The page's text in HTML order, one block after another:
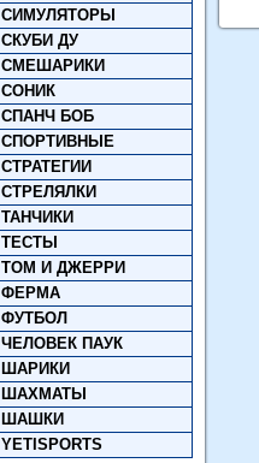
СИМУЛЯТОРЫ
СКУБИ ДУ
СМЕШАРИКИ
СОНИК
СПАНЧ БОБ
СПОРТИВНЫЕ
СТРАТЕГИИ
СТРЕЛЯЛКИ
ТАНЧИКИ
ТЕСТЫ
ТОМ И ДЖЕРРИ
ФЕРМА
ФУТБОЛ
ЧЕЛОВЕК ПАУК
ШАРИКИ
ШАХМАТЫ
ШАШКИ
YETISPORTS